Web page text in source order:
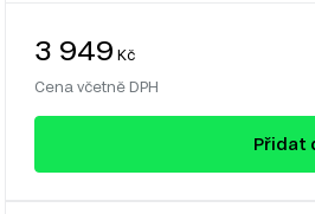
3 949 Kč
Cena včetně DPH
Přidat